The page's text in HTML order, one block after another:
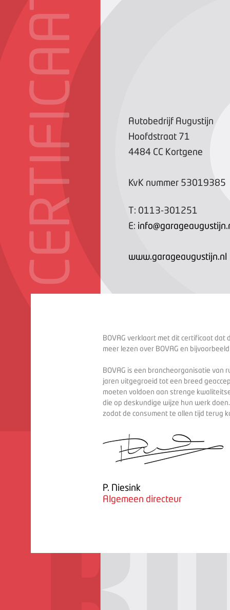
CERTIFICAAT
Autobedrijf Augustijn
Hoofdstraat 71
4484 CC Kortgene
KvK nummer 53019385
T: 0113-301251
E:
www.garageaugustijn.nl
BOVAG verklaart met dit certificaat dat
meer lezen over BOVAG en
BOVAG is een brancheorganisatie van
jaren uitgegroeid tot een breed
moeten voldoen aan strenge
die op deskundige wijze hun werk
zodat de consument te allen tijd terug
P. Niesink
Algemeen directeur